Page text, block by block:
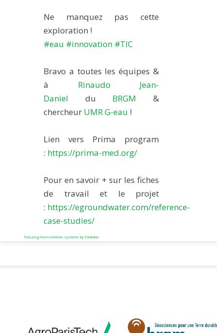
Ne manquez pas cette
exploration !
#eau #innovation #TIC
Bravo a toutes les équipes &
à Rinaudo Jean-
Daniel du BRGM &
chercheur UMR G-eau !
Lien vers Prima program
: https://prima-med.org/
Pour en savoir + sur les fiches
de travail et le projet
: https://egroundwater.com/reference-
case-studies/
FaLang translation system by Faboba